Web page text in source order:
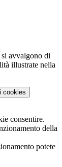
avvalgono di
illustrate nella
i cookies
consentire.
della
potete